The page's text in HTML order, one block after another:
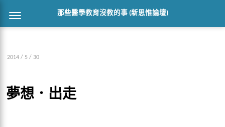
那些醫學教育沒教的事 (新思惟論壇)
2014 / 5 / 30
夢想．出走